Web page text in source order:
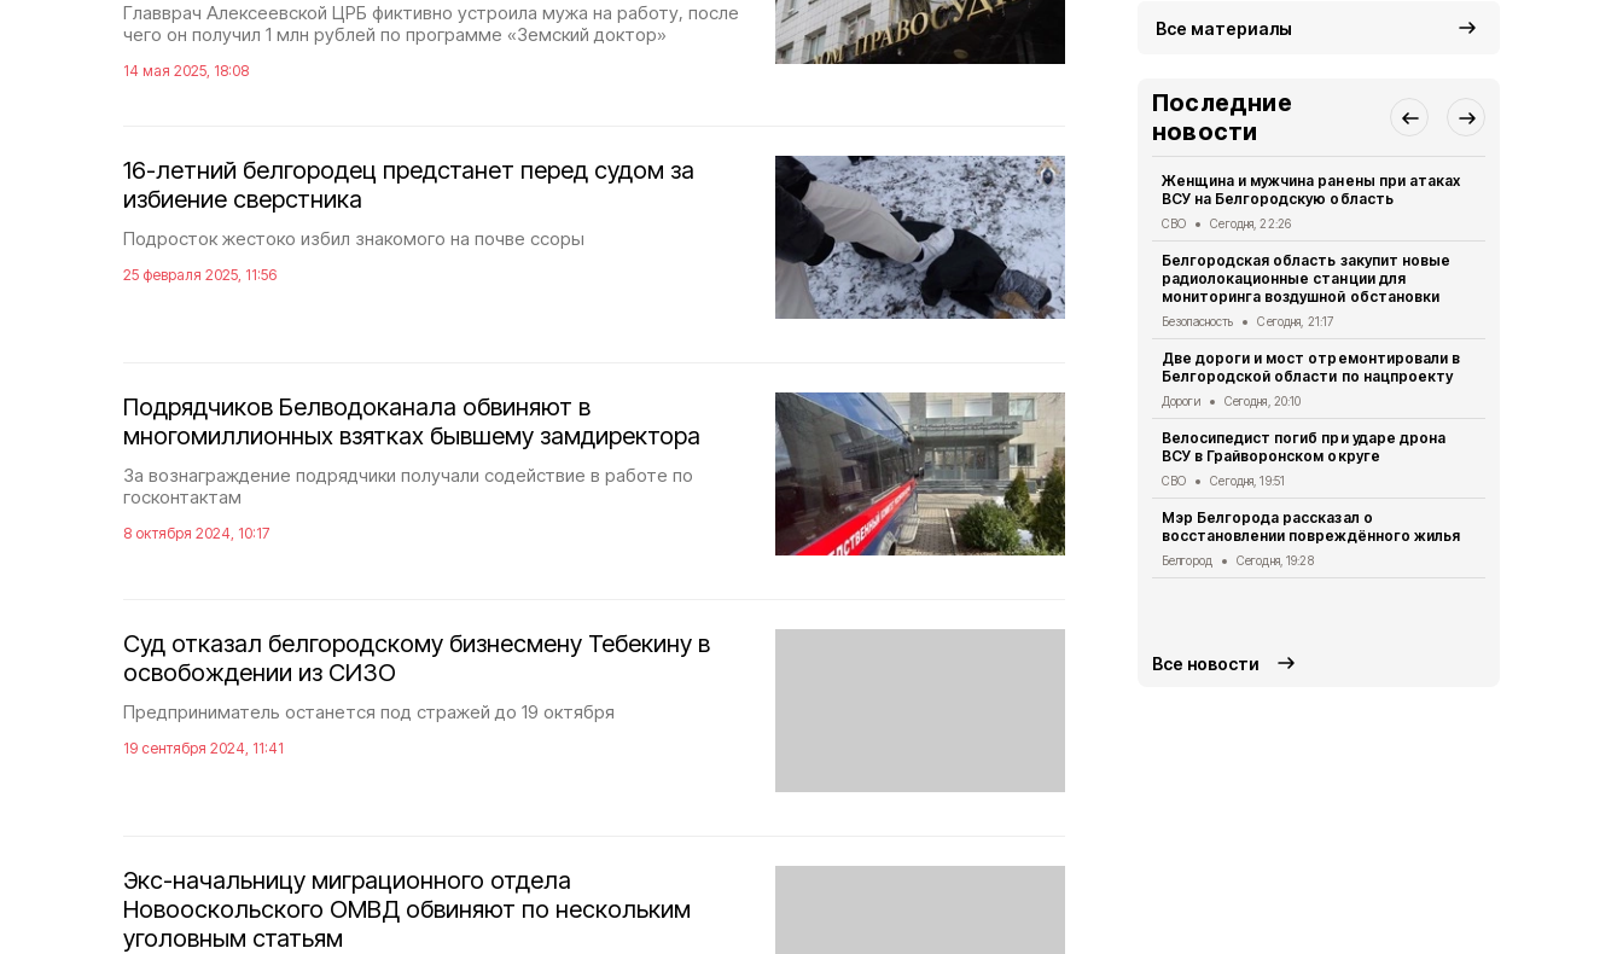
Главврач Алексеевской ЦРБ фиктивно устроила мужа на работу, после
чего он получил 1 млн рублей по программе «Земский доктор»
14 мая 2025, 18:08
16-летний белгородец предстанет перед судом за
избиение сверстника
Подросток жестоко избил знакомого на почве ссоры
25 февраля 2025, 11:56
Подрядчиков Белводоканала обвиняют в
многомиллионных взятках бывшему замдиректора
За вознаграждение подрядчики получали содействие в работе по
госконтактам
8 октября 2024, 10:17
Суд отказал белгородскому бизнесмену Тебекину в
освобождении из СИЗО
Предприниматель останется под стражей до 19 октября
19 сентября 2024, 11:41
Экс-начальницу миграционного отдела
Новооскольского ОМВД обвиняют по нескольким
уголовным статьям
Все материалы
Последние
новости
Женщина и мужчина ранены при атаках
ВСУ на Белгородскую область
СВО Сегодня, 22:26
Белгородская область закупит новые
радиолокационные станции для
мониторинга воздушной обстановки
Безопасность Сегодня, 21:17
Две дороги и мост отремонтировали в
Белгородской области по нацпроекту
Дороги Сегодня, 20:10
Велосипедист погиб при ударе дрона
ВСУ в Грайворонском округе
СВО Сегодня, 19:51
Мэр Белгорода рассказал о
восстановлении повреждённого жилья
Белгород Сегодня, 19:28
Все новости